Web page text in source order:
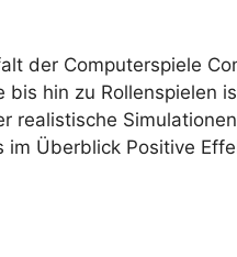
der Computerspiele
hin zu Rollenspielen
realistische
Überblick Positive